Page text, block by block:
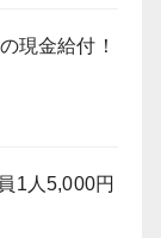
現金給付！
1人5,000円